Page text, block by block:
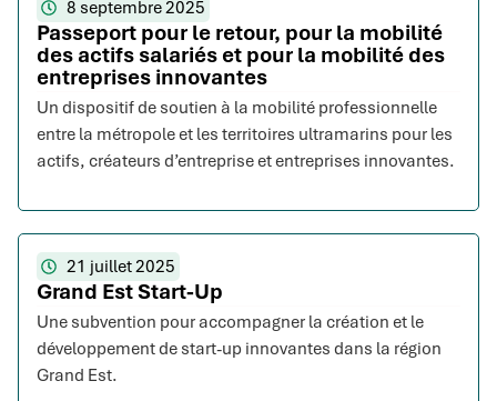
8 septembre 2025
Passeport pour le retour, pour la mobilité
des actifs salariés et pour la mobilité des
entreprises innovantes
Un dispositif de soutien à la mobilité professionnelle
entre la métropole et les territoires ultramarins pour les
actifs, créateurs d’entreprise et entreprises innovantes.
21 juillet 2025
Grand Est Start-Up
Une subvention pour accompagner la création et le
développement de start-up innovantes dans la région
Grand Est.